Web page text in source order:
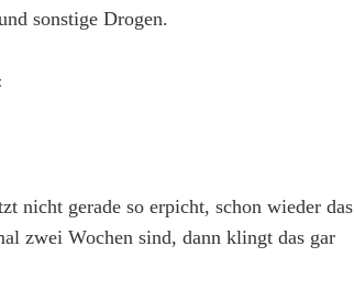
sonstige Drogen.
nicht gerade so erpicht, schon wieder das
zwei Wochen sind, dann klingt das gar